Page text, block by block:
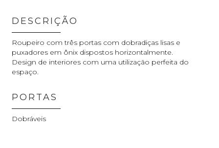
DESCRIÇÃO
Roupeiro com três portas com dobradiças lisas e
puxadores em ônix dispostos horizontalmente.
Design de interiores com uma utilização perfeita do
espaço.
PORTAS
Dobráveis